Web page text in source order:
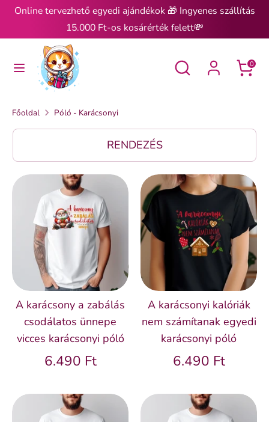
Ugrás
tartalomra
Online tervezhető egyedi ajándékok 🎁 Ingyenes szállítás
15.000 Ft-os kosárérték felett💸
Keresés
Keresés 0
KeresésKeresés
Főoldal Póló - Karácsonyi
RENDEZÉS
A karácsony a zabálás
csodálatos ünnepe
vicces karácsonyi póló
6.490 Ft
A karácsonyi kalóriák
nem számítanak egyedi
karácsonyi póló
6.490 Ft